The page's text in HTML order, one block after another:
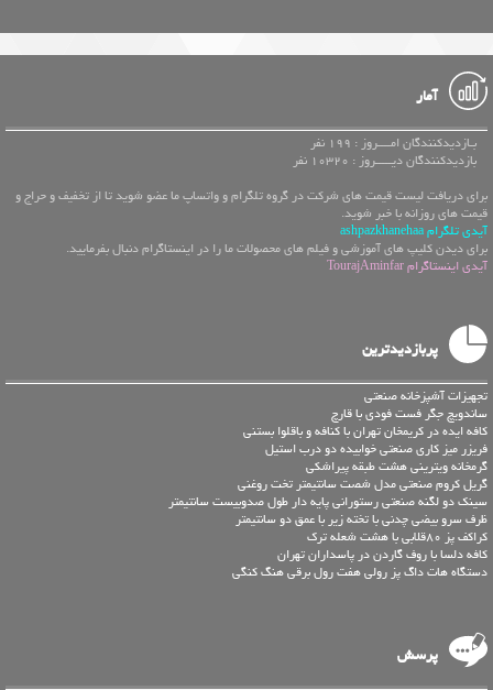
آمار
بـازدیدکنندگان امــــروز : 199 نفر
بازدیدکنندگان دیـــــروز : 10320 نفر
برای دریافت لیست قیمت های شرکت در گروه تلگرام و واتساپ ما عضو شوید تا از تخفیف و حراج و
قیمت های روزانه با خبر شوید.
آیدی تلگرام ashpazkhanehaa
برای دیدن کلیپ های آموزشی و فیلم های محصولات ما را در اینستاگرام دنبال بفرمایید.
آیدی اینستاگرام TourajAminfar
پربازدیدترین
تجهیزات آشپزخانه صنعتی
ساندویچ جگر فست فودی با قارچ
کافه ایده در کریمخان تهران با کنافه و باقلوا بستنی
فریزر میز کاری صنعتی خوابیده دو درب استیل
گرمخانه ویترینی هشت طبقه پیراشکی
گریل کروم صنعتی مدل شصت سانتیمتر تخت روغنی
سینک دو لگنه صنعتی رستورانی پایه دار طول صدوبیست سانتیمتر
ظرف سرو بیضی چدنی با تخته زیر با عمق دو سانتیمتر
کراکف پز 80قلابی با هشت شعله ترک
کافه دلسا با روف گاردن در پاسداران تهران
دستگاه هات داگ پز رولی هفت رول برقی هنگ کنگی
پرسش